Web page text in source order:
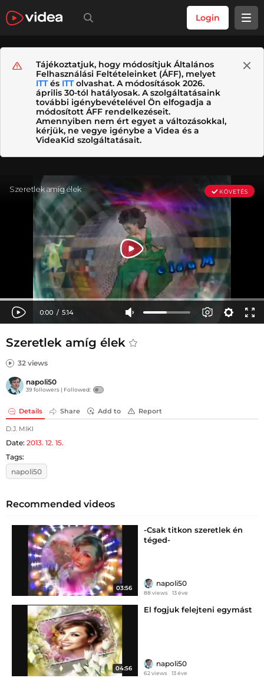
Login
Tájékoztatjuk, hogy módosítjuk Általános
Felhasználási Feltételeinket (ÁFF), melyet
ITTés ITTolvashat. A módosítások 2026.
április 30-tól hatályosak. A szolgáltatásaink
további igénybevételével Ön elfogadja a
módosított ÁFF rendelkezéseit.
Amennyiben nem ért egyet a változásokkal,
kérjük, ne vegye igénybe a Videa és a
VideaKid szolgáltatásait.
Szeretlek amíg élek
32 views
napoli50
39 followers | Followed:
Details Share Add to Report
D.J. MIKI
Date: 2013. 12. 15.
Tags:
napoli50
Recommended videos
03:56
-Csak titkon szeretlek én
téged-
napoli50
88 views 13 éve
04:56
El fogjuk felejteni egymást
napoli50
62 views 13 éve